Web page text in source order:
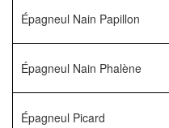
Épagneul Nain Papillon
Épagneul Nain Phalène
Épagneul Picard